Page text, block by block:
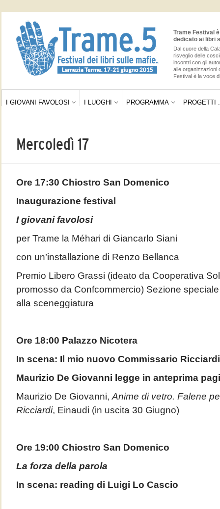
Trame Festival
dedicato ai libri
Dal cuore della
risveglio delle
incontri con gli
alle organizzazioni
Festival è la voce
I GIOVANI FAVOLOSI I LUOGHI PROGRAMMA PROGETTI .
Mercoledì 17
Ore 17:30 Chiostro San Domenico
Inaugurazione festival
I giovani favolosi
per Trame la Méhari di Giancarlo Siani
con un’installazione di Renzo Bellanca
Premio Libero Grassi (ideato da Cooperativa
promosso da Confcommercio) Sezione
alla sceneggiatura
Ore 18:00 Palazzo Nicotera
In scena: Il mio nuovo Commissario Ricciardi
Maurizio De Giovanni legge in anteprima
Maurizio De Giovanni, Anime di vetro. Falene
Ricciardi, Einaudi (in uscita 30 Giugno)
Ore 19:00 Chiostro San Domenico
La forza della parola
In scena: reading di Luigi Lo Cascio